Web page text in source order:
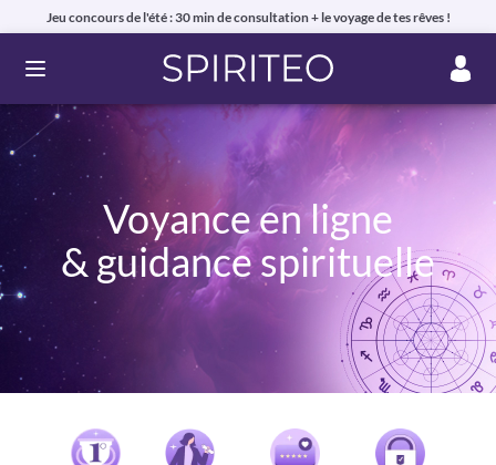
Jeu concours de l'été : 30 min de consultation + le voyage de tes rêves !
Ouvrir le menu
Voyance en ligne
& guidance spirituelle